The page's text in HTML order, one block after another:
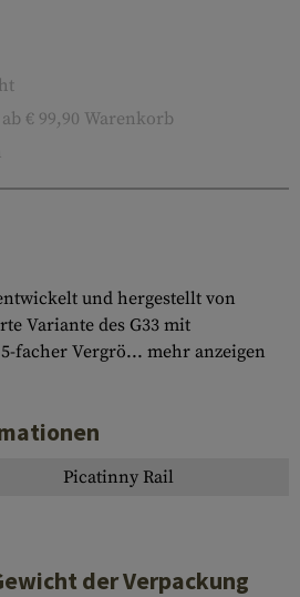
ab € 99,90 Warenkorb
und hergestellt von
Variante des G33 mit
facher Vergrö... mehr anzeigen
Picatinny Rail
der Verpackung